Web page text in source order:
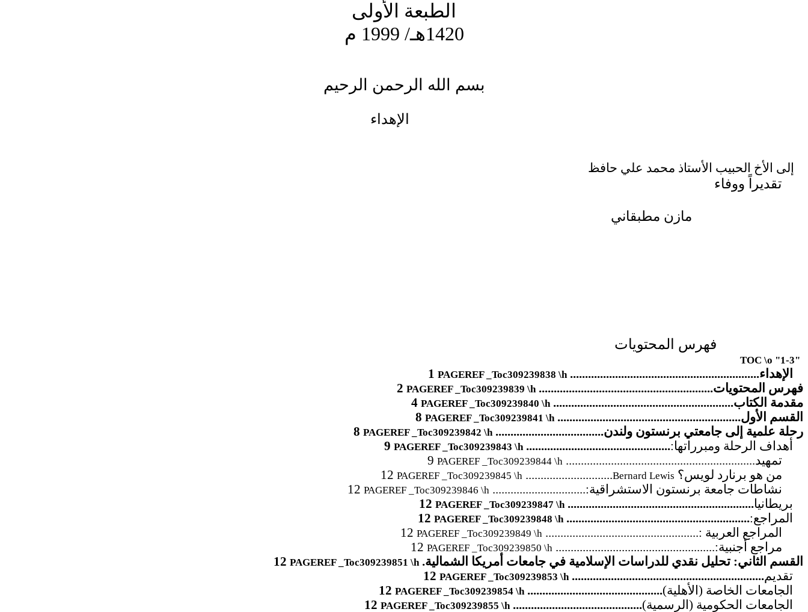
الطبعة الأولى
1420هـ/ 1999 م
بسم الله الرحمن الرحيم
الإهداء
إلى الأخ الحبيب الأستاذ محمد علي حافظ
تقديراً ووفاء
مازن مطبقاني
فهرس المحتويات
TOC \o "1-3"
الإهداء...............................................................PAGEREF _Toc309239838 \h
1
فهرس المحتويات.......................................................... PAGEREF _Toc309239839 \h
2
مقدمة الكتاب............................................................ PAGEREF _Toc309239840 \h
4
القسم الأول............................................................. PAGEREF _Toc309239841 \h
8
رحلة علمية إلى جامعتي برنستون ولندن.................................... PAGEREF _Toc309239842 \h
8
أهداف الرحلة ومبرراتها:................................................
PAGEREF _Toc309239843 \h
9
تمهيد............................................................... PAGEREF _Toc309239844 \h
9
من هو برنارد لويس؟ Bernard Lewis
.............................
PAGEREF _Toc309239845 \h
12
نشاطات جامعة برنستون الاستشراقية:............................... PAGEREF _Toc309239846 \h
12
بريطانيا..............................................................
PAGEREF _Toc309239847 \h
12
المراجع:.............................................................
PAGEREF _Toc309239848 \h
12
المراجع العربية :................................................... PAGEREF _Toc309239849 \h
12
مراجع أجنبية:..................................................... PAGEREF _Toc309239850 \h
12
القسم الثاني: تحليل نقدي للدراسات الإسلامية في جامعات أمريكا الشمالية. PAGEREF _Toc309239851 \h
12
تقديم................................................................
PAGEREF _Toc309239853 \h
12
الجامعات الخاصة (الأهلية).............................................
PAGEREF _Toc309239854 \h
12
الجامعات الحكومية (الرسمية)...........................................
PAGEREF _Toc309239855 \h
12